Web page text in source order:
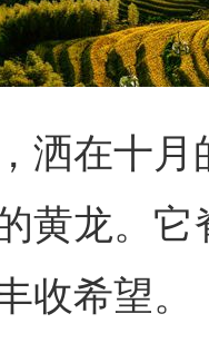
在十月
黄龙。它
收希望